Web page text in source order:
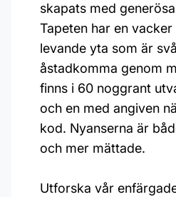
skapats med
Tapeten har en
levande yta som är
åstadkomma genom
finns i 60 noggrant
och en med angiven
kod. Nyanserna är
och mer mättade.
Utforska vår